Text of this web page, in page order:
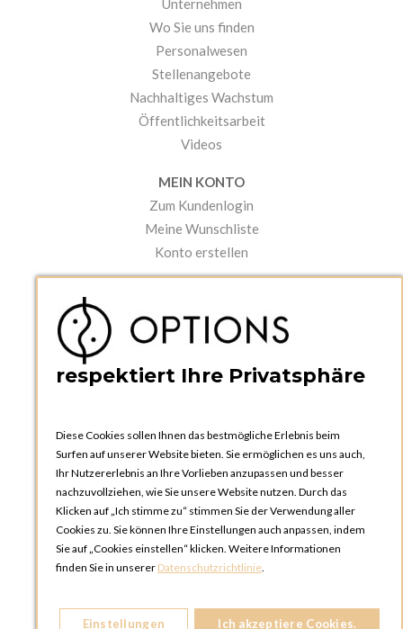
Unternehmen
Wo Sie uns finden
Personalwesen
Stellenangebote
Nachhaltiges Wachstum
Öffentlichkeitsarbeit
Videos
MEIN KONTO
Zum Kundenlogin
Meine Wunschliste
Konto erstellen
Kataloge und Bestellschein
Bedienungsanleitungen
OPTIONS ZÜRICH
Steinackerstrasse 55,
8302 Kloten
SCHWEIZ
respektiert Ihre Privatsphäre
Diese Cookies sollen Ihnen das bestmögliche Erlebnis beim
Surfen auf unserer Website bieten. Sie ermöglichen es uns auch,
Ihr Nutzererlebnis an Ihre Vorlieben anzupassen und besser
nachzuvollziehen, wie Sie unsere Website nutzen. Durch das
Klicken auf „Ich stimme zu“ stimmen Sie der Verwendung aller
Cookies zu. Sie können Ihre Einstellungen auch anpassen, indem
Sie auf „Cookies einstellen“ klicken. Weitere Informationen
finden Sie in unserer Datenschutzrichtlinie.
Einstellungen Ich akzeptiere Cookies.